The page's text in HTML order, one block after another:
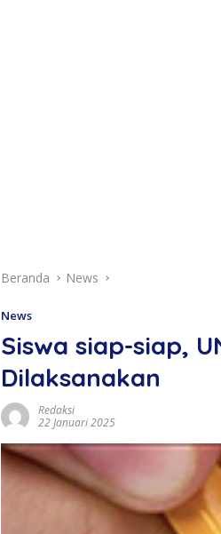
Beranda News
News
Siswa siap-siap,
Dilaksanakan
Redaksi
22 Januari 2025